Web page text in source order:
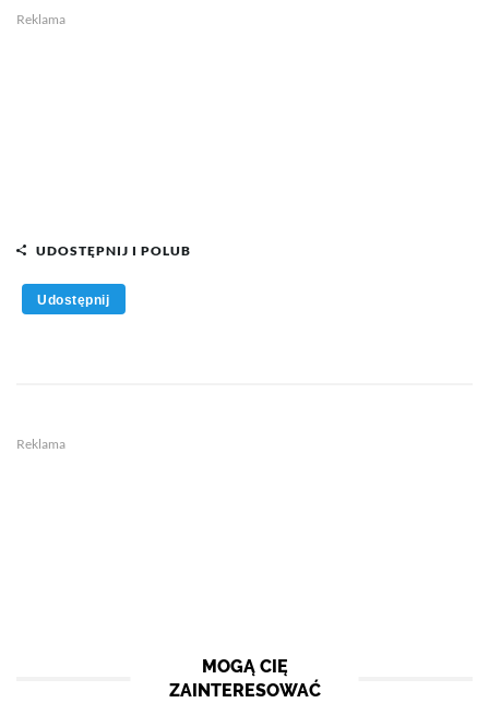
Reklama
UDOSTĘPNIJ I POLUB
Udostępnij
Reklama
MOGĄ CIĘ
ZAINTERESOWAĆ